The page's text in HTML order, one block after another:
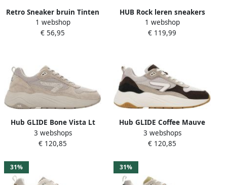
Retro Sneaker bruin Tinten
Crew Lage sneakers Dames
Beige
1 webshop
€ 56,95
HUB Rock leren sneakers
met dierenprint beige ecru
1 webshop
€ 119,99
Hub GLIDE Bone Vista Lt
Bone-Bone Suede Dames
3 webshops
€ 120,85
Hub GLIDE Coffee Mauve
Off White Suede Dames
3 webshops
€ 120,85
31% 31%